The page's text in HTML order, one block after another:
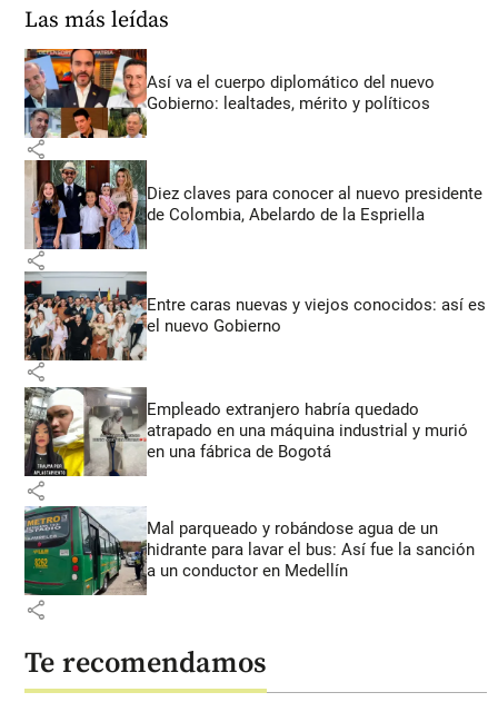
Las más leídas
Así va el cuerpo diplomático del nuevo
Gobierno: lealtades, mérito y políticos
share
Diez claves para conocer al nuevo presidente
de Colombia, Abelardo de la Espriella
share
Entre caras nuevas y viejos conocidos: así es
el nuevo Gobierno
share
Empleado extranjero habría quedado
atrapado en una máquina industrial y murió
en una fábrica de Bogotá
share
Mal parqueado y robándose agua de un
hidrante para lavar el bus: Así fue la sanción
a un conductor en Medellín
share
Te recomendamos